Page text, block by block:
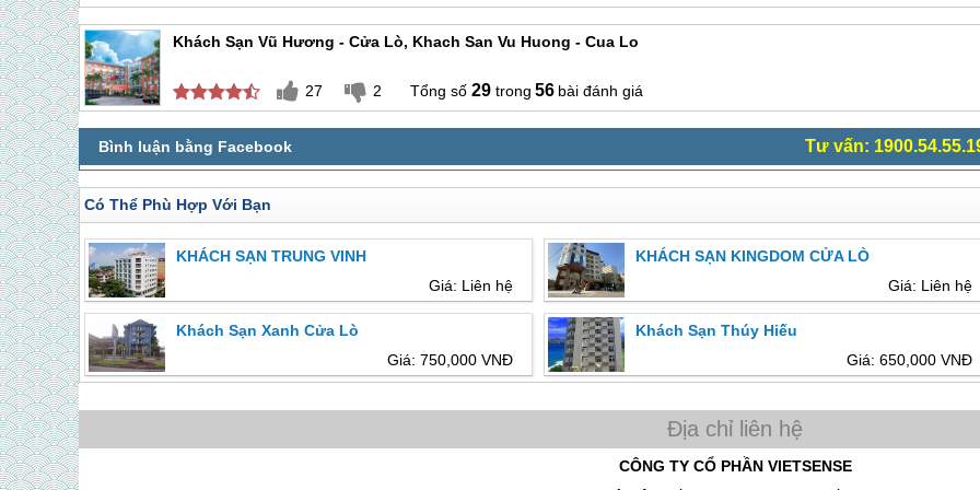
Khách Sạn Vũ Hương - Cửa Lò, Khach San Vu Huong - Cua Lo
27 2 29 56 bài đánh giá
Tư vấn:
Có Thể Phù Hợp Với Bạn
KHÁCH SẠN TRUNG VINH
Giá: Liên hệ
KHÁCH SẠN KINGDOM CỬA LÒ
Giá: Liên hệ
Khách Sạn Xanh Cửa Lò
Giá: 750,000 VNĐ
Khách Sạn Thúy Hiếu
Giá: 650,000 VNĐ
CÔNG TY CỔ PHẦN VIETSENSE